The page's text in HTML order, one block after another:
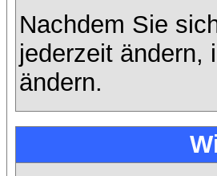
Nachdem Sie
jederzeit
ändern.